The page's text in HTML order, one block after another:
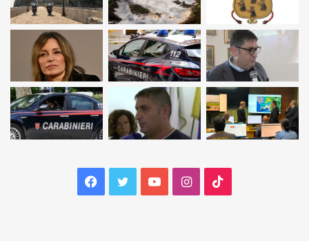
Facebook
TwitterYouTubeInstagram